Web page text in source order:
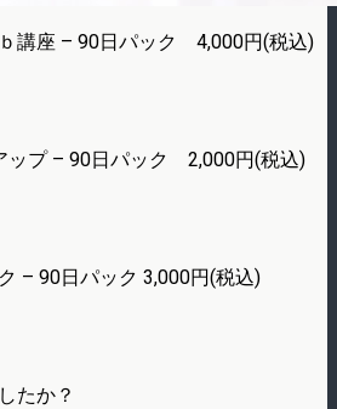
講座 – 90日パック 4,000円(税込)
ップ – 90日パック 2,000円(税込)
– 90日パック 3,000円(税込)
たか？